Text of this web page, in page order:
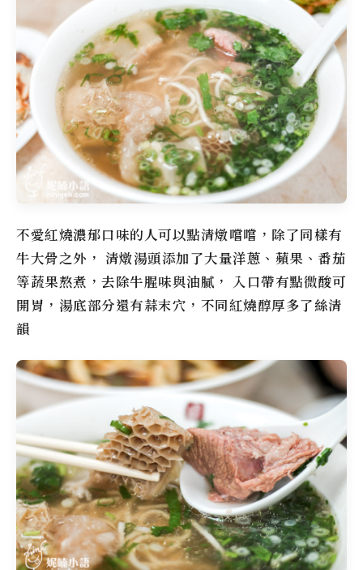
不愛紅燒濃郁口味的人可以點清燉嚐嚐，除了同樣有
牛大骨之外， 清燉湯頭添加了大量洋蔥、蘋果、番茄
等蔬果熬煮，去除牛腥味與油膩， 入口帶有點微酸可
開胃，湯底部分還有蒜末穴，不同紅燒醇厚多了絲清
韻